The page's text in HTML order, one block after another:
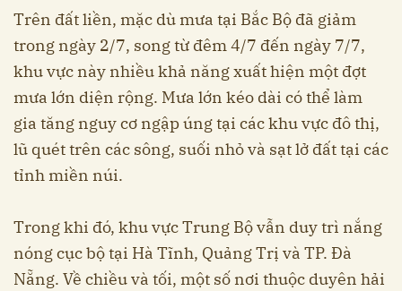
Trên đất liền, mặc dù mưa tại Bắc Bộ đã giảm
trong ngày 2/7, song từ đêm 4/7 đến ngày 7/7,
khu vực này nhiều khả năng xuất hiện một đợt
mưa lớn diện rộng. Mưa lớn kéo dài có thể làm
gia tăng nguy cơ ngập úng tại các khu vực đô thị,
lũ quét trên các sông, suối nhỏ và sạt lở đất tại các
tỉnh miền núi.
Trong khi đó, khu vực Trung Bộ vẫn duy trì nắng
nóng cục bộ tại Hà Tĩnh, Quảng Trị và TP. Đà
Nẵng. Về chiều và tối, một số nơi thuộc duyên hải